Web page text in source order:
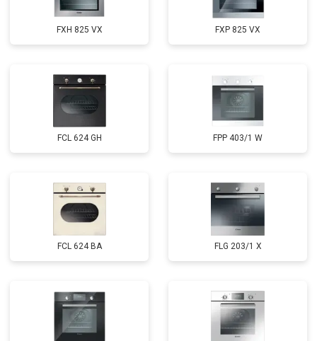
FXH 825 VX FXP 825 VX
FCL 624 GH FPP 403/1 W
FCL 624 BA FLG 203/1 X